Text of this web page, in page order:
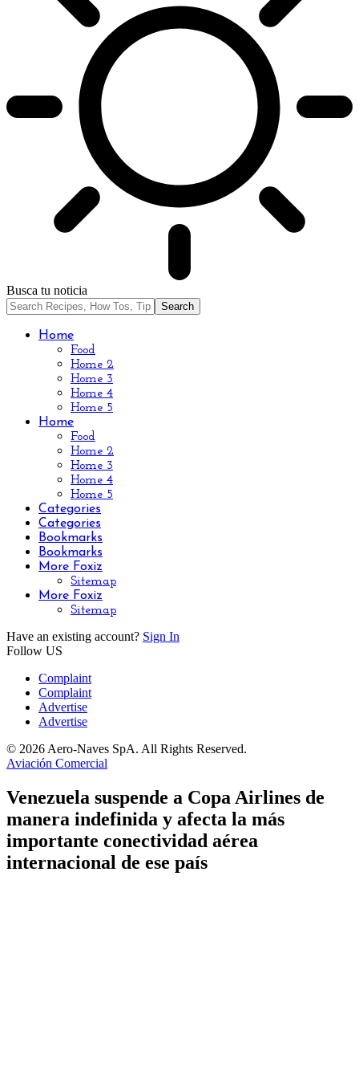
Busca tu noticia
Home
Food
Home 2
Home 3
Home 4
Home 5
Home
Food
Home 2
Home 3
Home 4
Home 5
Categories
Categories
Bookmarks
Bookmarks
More Foxiz
Sitemap
More Foxiz
Sitemap
Have an existing account? Sign In
Follow US
Complaint
Complaint
Advertise
Advertise
© 2026 Aero-Naves SpA. All Rights Reserved.
Aviación Comercial
Venezuela suspende a Copa Airlines de
manera indefinida y afecta la más
importante conectividad aérea
internacional de ese país